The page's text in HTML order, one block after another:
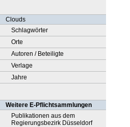
Clouds
Schlagwörter
Orte
Autoren / Beteiligte
Verlage
Jahre
Weitere E-Pflichtsammlungen
Publikationen aus dem
Regierungsbezirk Düsseldorf